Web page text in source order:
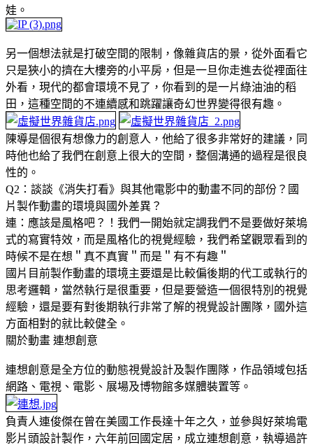
娃。
另一個想法就是打破空間的限制，像雜貨店的景，從外面看它
只是狹小的擠在大樓旁的小平房，但是一旦你走進去從裡面往
外看，現代的都會環境不見了，你看到的是一片綠油油的稻
田，這種空間的不連續感和跳躍讓奇幻世界變得很有趣。
陳導是個很有想像力的創意人，他給了很多非常好的建議，同
時他也給了我們在創意上很大的空間，整個溝通的過程是很良
性的。
Q2：談談《消失打看》與其他電影中的動畫不同的部份？國
片製作動畫的環境與國外差異？
連：應該是風格吧？！我們一開始就定調我們不是要做好萊塢
式的寫實特效，而是風格化的視覺經驗，我們希望觀眾看到的
時候不是在想＂真不真實＂而是＂有不有趣＂
國片目前製作動畫的環境主要還是比較偏後期的代工或執行的
思考邏輯，當然執行是很重要，但是要營造一個很特別的視覺
經驗，還是要有對後期執行非常了解的視覺設計團隊，國外這
方面相對的就比較健全。
關於動畫 連想創意
連想創意是全方位的動態視覺設計及製作團隊，作品領域包括
網路、電視、電影、展場及博物館多媒體裝置等。
負責人連俊傑在曾在美國工作長達十年之久，並參與好萊塢電
影片頭設計製作，六年前回國定居，成立連想創意，執導過許